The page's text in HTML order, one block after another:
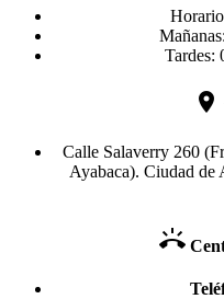
Tardes:
room
Calle Salaverry 260
Ayabaca). Ciudad de
ring_volume